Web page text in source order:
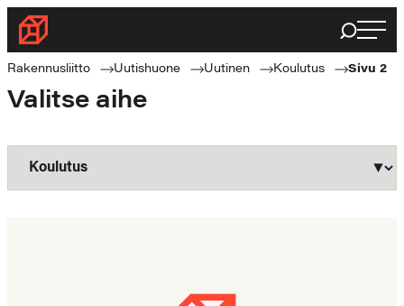
Siirry
suoraan
sisältöön
Rakennusliitto
Rakennusalan
ammattilaisten
puolella
Haku
Rakennusliitto Uutishuone Uutinen Koulutus Sivu 2
Valitse aihe